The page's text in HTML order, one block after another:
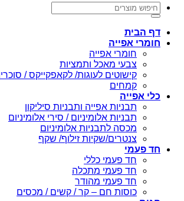
חיפוש
עבור:
דף הבית
חומרי אפייה
חומרי אפייה
צבעי מאכל ותמציות
קישוטים לעוגות/ לקאפקייקס /
קמחים
כלי אפייה
תבניות אפייה ותבניות סיליקון
תבניות אלומיניום / סירי אלומיניום
מכסה לתבניות אלומיניום
צנטרים/שקיות זילוף/ שקף
חד פעמי
חד פעמי כללי
חד פעמי מתכלה
חד פעמי מהודר
כוסות חם – קר / קשים / מכסים